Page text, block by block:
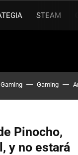
STEAM
Gaming Gaming
Pinocho,
y no estará